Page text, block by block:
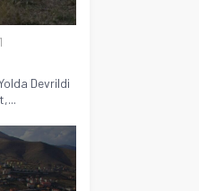
Devrildi